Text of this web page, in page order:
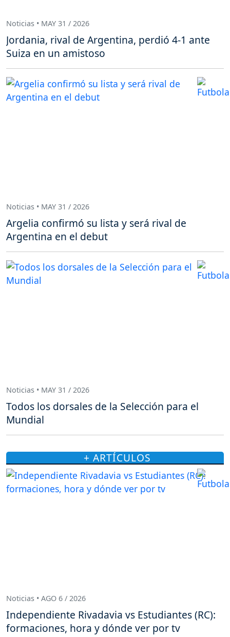
Noticias • MAY 31 / 2026
Jordania, rival de Argentina, perdió 4-1 ante
Suiza en un amistoso
Noticias • MAY 31 / 2026
Argelia confirmó su lista y será rival de
Argentina en el debut
Noticias • MAY 31 / 2026
Todos los dorsales de la Selección para el
Mundial
+ ARTÍCULOS
Noticias • AGO 6 / 2026
Independiente Rivadavia vs Estudiantes (RC):
formaciones, hora y dónde ver por tv